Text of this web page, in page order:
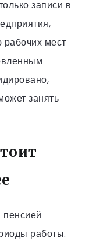
записи в
мест
занять
работы.